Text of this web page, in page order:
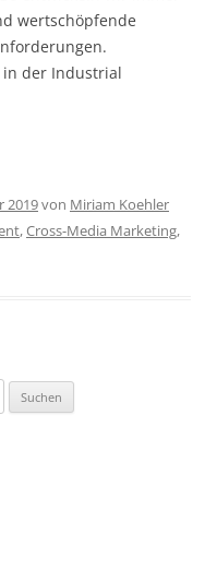
wertschöpfende
in der Industrial
2019von Miriam Koehler
,Cross-Media Marketing,